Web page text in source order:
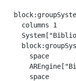
    columns 1
      space
      space